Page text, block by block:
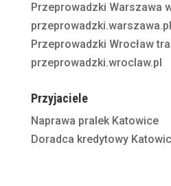
Przeprowadzki Warszawa
przeprowadzki.warszawa.pl
Przeprowadzki Wrocław
przeprowadzki.wroclaw.pl
Przyjaciele
Naprawa pralek Katowice
Doradca kredytowy